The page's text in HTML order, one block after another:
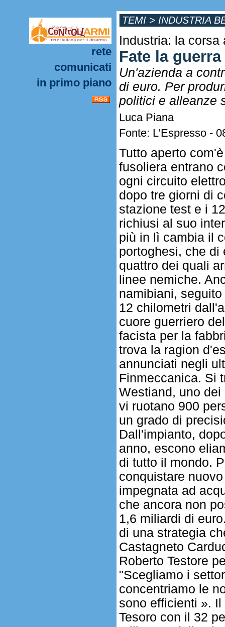
rete
comunicati
in primo piano
TEMI > INDUSTRIA
Industria: la
Fate la
Un'azienda a
di euro. Per
politici e alleanze
Luca Piana
Fonte: L'Espresso -
Tutto aperto
fusoliera entrano
ogni circuito
dopo tre giorni di
stazione test e i
richiusi al suo
più in lì cambia il
portoghesi, che di
quattro dei quali
linee nemiche.
namibiani,
12 chilometri
cuore guerriero
facista per la
trova la ragion
annunciati negli
Finmeccanica. Si
Westiand, uno
vi ruotano 900
un grado di
Dall'impianto,
anno, escono
di tutto il mondo.
conquistare
impegnata ad
che ancora non
1,6 miliardi di
di una strategia
Castagneto
Roberto Testore
"Scegliamo i
concentriamo le
sono efficienti ».
Tesoro con il 32